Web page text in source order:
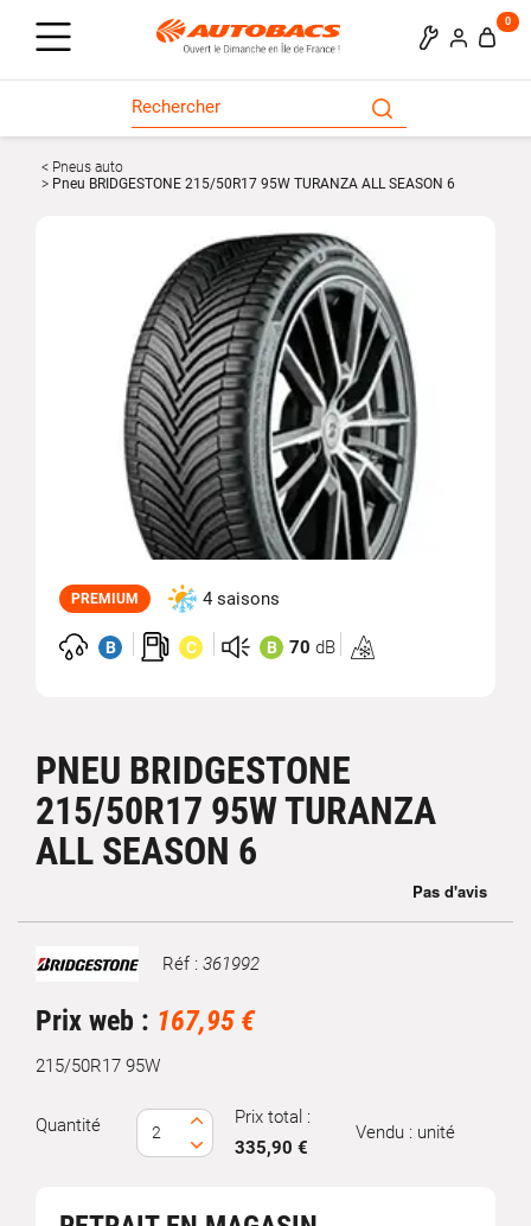
0
Pneus auto
Pneu BRIDGESTONE 215/50R17 95W TURANZA ALL SEASON 6
PNEU BRIDGESTONE
215/50R17 95W TURANZA
ALL SEASON 6
PREMIUM 4 saisons
B C B 70 dB
Homologation
Marque Réf : 361992
Prix web : 167,95 €
215/50R17 95W
Quantité
Prix total :
335,90 €
Vendu : unité